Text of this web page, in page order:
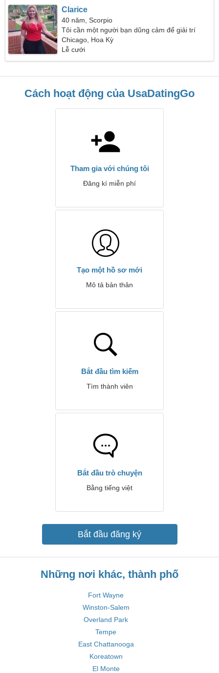
Clarice
40 năm, Scorpio
Tôi cần một người bạn dũng cảm để giải trí
Chicago, Hoa Kỳ
Lễ cưới
Cách hoạt động của UsaDatingGo
Tham gia với chúng tôi
Đăng kí miễn phí
Tạo một hồ sơ mới
Mô tả bản thân
Bắt đầu tìm kiếm
Tìm thành viên
Bắt đầu trò chuyện
Bằng tiếng việt
Bắt đầu đăng ký
Những nơi khác, thành phố
Fort Wayne
Winston-Salem
Overland Park
Tempe
East Chattanooga
Koreatown
El Monte